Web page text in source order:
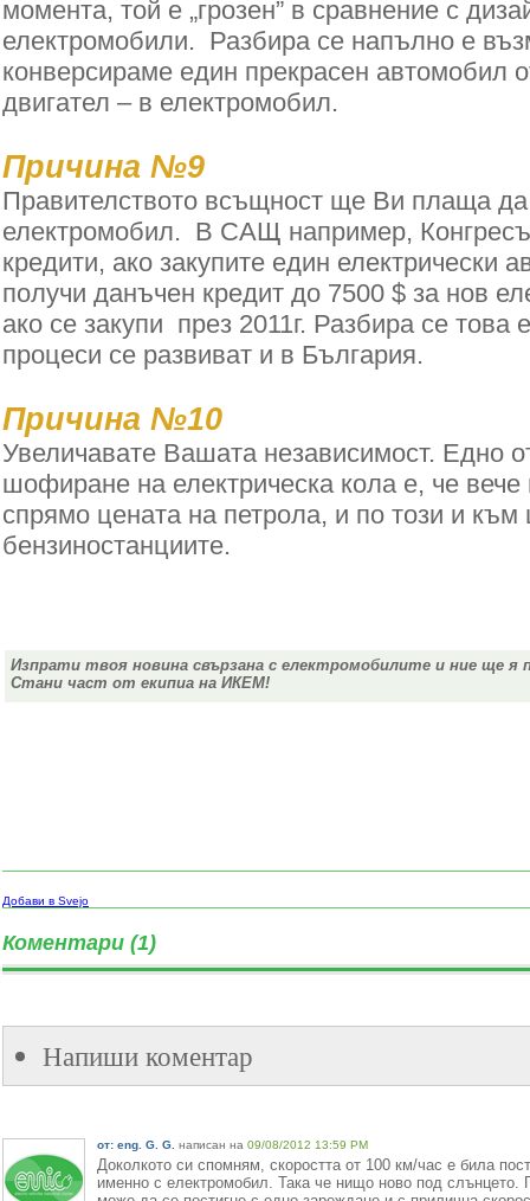
момента, той е „грозен” в сравнение с
електромобили. Разбира се напълно е
конверсираме един прекрасен автомобил
двигател – в електромобил.
Причина №9
Правителството всъщност ще Ви плаща
електромобил. В САЩ например,
кредити, ако закупите един електрически
получи данъчен кредит до 7500 $ за нов
ако се закупи през 2011г. Разбира се
процеси се развиват и в България.
Причина №10
Увеличавате Вашата независимост. Едно
шофиране на електрическа кола е, че вече
спрямо цената на петрола, и по този и към
бензиностанциите.
Изпрати твоя новина свързана с електромобилите и ние ще я
Стани част от екипиа на ИКЕМ!
Добави в Svejo
Коментари (1)
Напиши коментар
от: eng. G. G. написан на 09/08/2012 13:59 PM
Доколкото си спомням, скоростта от 100 км/час е била
именно с електромобил. Така че нищо ново под слънцето.